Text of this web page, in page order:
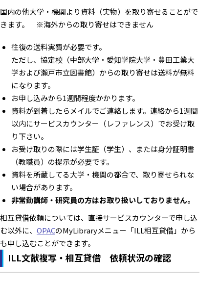
国内の他大学・機関より資料（実物）を取り寄せることがで
きます。 ※海外からの取り寄せはできません
往復の送料実費が必要です。
ただし、協定校（中部大学・愛知学院大学・豊田工業大
学および瀬戸市立図書館）からの取り寄せは送料が無料
になります。
お申し込みから1週間程度かかります。
資料が到着したらメイルでご連絡します。連絡から1週間
以内にサービスカウンター（レファレンス）でお受け取
り下さい。
お受け取りの際には学生証（学生）、または身分証明書
（教職員）の提示が必要です。
資料を所蔵してる大学・機関の都合で、取り寄せられな
い場合があります。
非常勤講師・研究員の方はお取り扱いしておりません。
相互貸借依頼については、直接サービスカウンターで申し込
む以外に、 OPACのMyLibraryメニュー「ILL相互貸借」から
も申し込むことができます。
ILL文献複写・相互貸借 依頼状況の確認